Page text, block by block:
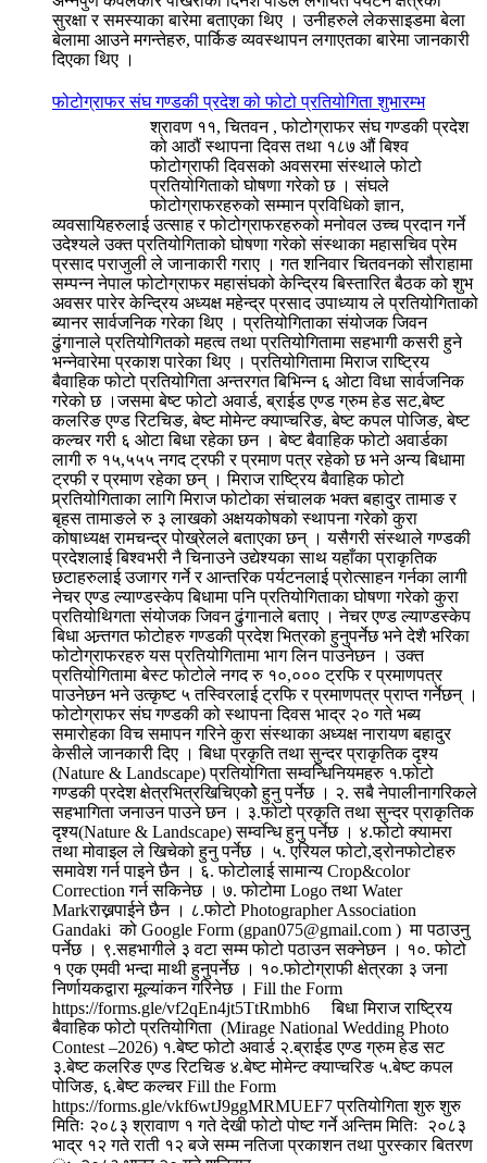
सुरक्षा र समस्याका बारेमा बताएका थिए । उनीहरुले लेकसाइडमा बेला
बेलामा आउने मगन्तेहरु, पार्किङ व्यवस्थापन लगाएतका बारेमा जानकारी
दिएका थिए ।
फोटोग्राफर संघ गण्डकी प्रदेश को फोटो प्रतियोगिता शुभारम्भ
श्रावण ११, चितवन , फोटोग्राफर संघ गण्डकी प्रदेश
को आठौं स्थापना दिवस तथा १८७ औं बिश्व
फोटोग्राफी दिवसको अवसरमा संस्थाले फोटो
प्रतियोगिताको घोषणा गरेको छ । संघले
फोटोग्राफरहरुको सम्मान प्रविधिको ज्ञान,
व्यवसायिहरुलाई उत्साह र फोटोग्राफरहरुको मनोवल उच्च प्रदान गर्ने
उदेश्यले उक्त प्रतियोगिताको घोषणा गरेको संस्थाका महासचिव प्रेम
प्रसाद पराजुली ले जानाकारी गराए । गत शनिवार चितवनको सौराहामा
सम्पन्न नेपाल फोटोग्राफर महासंघको केन्द्रिय बिस्तारित बैठक को शुभ
अवसर पारेर केन्द्रिय अध्यक्ष महेन्द्र प्रसाद उपाध्याय ले प्रतियोगिताको
ब्यानर सार्वजनिक गरेका थिए । प्रतियोगिताका संयोजक जिवन
ढुंगानाले प्रतियोगितको महत्व तथा प्रतियोगितामा सहभागी कसरी हुने
भन्नेवारेमा प्रकाश पारेका थिए । प्रतियोगितामा मिराज राष्ट्रिय
बैवाहिक फोटो प्रतियोगिता अन्तरगत बिभिन्न ६ ओटा विधा सार्वजनिक
गरेको छ ।जसमा बेष्ट फोटो अवार्ड, ब्राईड एण्ड ग्रुम हेड सट,बेष्ट
कलरिङ एण्ड रिटचिङ, बेष्ट मोमेन्ट क्याप्चरिङ, बेष्ट कपल पोजिङ, बेष्ट
कल्चर गरी ६ ओटा बिधा रहेका छन । बेष्ट बैवाहिक फोटो अवार्डका
लागी रु १५,५५५ नगद ट्रफी र प्रमाण पत्र रहेको छ भने अन्य बिधामा
ट्रफी र प्रमाण रहेका छन् । मिराज राष्ट्रिय बैवाहिक फोटो
प्र्रतियोगिताका लागि मिराज फोटोका संचालक भक्त बहादुर तामाङ र
बृहस तामाङले रु ३ लाखको अक्षयकोषको स्थापना गरेको कुरा
कोषाध्यक्ष रामचन्द्र पोख्रेलले बताएका छन् । यसैगरी संस्थाले गण्डकी
प्रदेशलाई बिश्वभरी नै चिनाउने उद्येश्यका साथ यहाँका प्राकृतिक
छटाहरुलाई उजागर गर्ने र आन्तरिक पर्यटनलाई प्रोत्साहन गर्नका लागी
नेचर एण्ड ल्याण्डस्केप बिधामा पनि प्रतियोगिताका घोषणा गरेको कुरा
प्रतियोथिगता संयोजक जिवन ढुंगानाले बताए । नेचर एण्ड ल्याण्डस्केप
बिधा अन्र्तगत फोटोहरु गण्डकी प्रदेश भित्रको हुनुपर्नेछ भने देशै भरिका
फोटोग्राफरहरु यस प्रतियोगितामा भाग लिन पाउनेछन । उक्त
प्रतियोगितामा बेस्ट फोटोले नगद रु १०,००० ट्रफि र प्रमाणपत्र
पाउनेछन भने उत्कृष्ट ५ तस्विरलाई ट्रफि र प्रमाणपत्र प्राप्त गर्नेछन् ।
फोटोग्राफर संघ गण्डकी को स्थापना दिवस भाद्र २० गते भब्य
समारोहका विच समापन गरिने कुरा संस्थाका अध्यक्ष नारायण बहादुर
केसीले जानकारी दिए । बिधा प्रकृति तथा सुन्दर प्राकृतिक दृश्य
(Nature & Landscape) प्रतियोगिता सम्वन्धिनियमहरु १.फोटो
गण्डकी प्रदेश क्षेत्रभित्रखिचिएकोे हुनु पर्नेछ । २. सबै नेपालीनागरिकले
सहभागिता जनाउन पाउने छन । ३.फोटो प्रकृति तथा सुन्दर प्राकृतिक
दृश्य(Nature & Landscape) सम्वन्धि हुनु पर्नेछ । ४.फोटो क्यामरा
तथा मोवाइल ले खिचेको हुनु पर्नेछ । ५. एरियल फोटो,ड्रोनफोटोहरु
समावेश गर्न पाइने छैन । ६. फोटोलाई सामान्य Crop&color
Correction गर्न सकिनेछ । ७. फोटोमा Logo तथा Water
Markराख्नपाईने छैन । ८.फोटो Photographer Association
Gandaki को Google Form (gpan075@gmail.com ) मा पठाउनु
पर्नेछ । ९.सहभागीले ३ वटा सम्म फोटो पठाउन सक्नेछन । १०. फोटो
१ एक एमवी भन्दा माथी हुनुपर्नेछ । १०.फोटोग्राफी क्षेत्रका ३ जना
निर्णायकद्वारा मूल्यांकन गरिनेछ । Fill the Form
https://forms.gle/vf2qEn4jt5TtRmbh6 बिधा मिराज राष्ट्रिय
बैवाहिक फोटो प्रतियोगिता (Mirage National Wedding Photo
Contest –2026) १.बेष्ट फोटो अवार्ड २.ब्राईड एण्ड ग्रुम हेड सट
३.बेष्ट कलरिङ एण्ड रिटचिङ ४.बेष्ट मोमेन्ट क्याप्चरिङ ५.बेष्ट कपल
पोजिङ, ६.बेष्ट कल्चर Fill the Form
https://forms.gle/vkf6wtJ9ggMRMUEF7 प्रतियोगिता शुरु शुरु
मितिः २०८३ श्रावाण १ गते देखी फोटो पोष्ट गर्ने अन्तिम मितिः २०८३
भाद्र १२ गते राती १२ बजे सम्म नतिजा प्रकाशन तथा पुरस्कार बितरण